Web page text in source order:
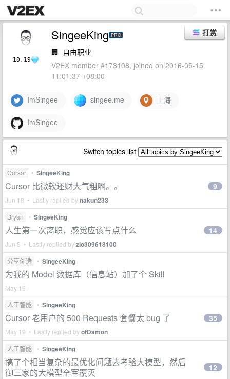
10.19
打赏
SingeeKing PRO
🏢 自由职业
V2EX member #173108, joined on 2016-05-15
11:01:37 +08:00
ImSingee singee.me 上海
ImSingee
Switch topics list
Cursor • SingeeKing
Cursor 比微软还财大气粗啊。。
Jun 18 • Lastly replied bynakun233
9
Bryan • SingeeKing
人生第一次离职，感觉应该写点什么
Jun 5 • Lastly replied byzlo309618100
14
分享创造 • SingeeKing
为我的 Model 数据库（信息站）加了个 Skill
May 19
人工智能
• SingeeKing
Cursor 老用户的 500 Requests 套餐太 bug 了
May 19 • Lastly replied byofDamon
35
人工智能 • SingeeKing
搞了个相当复杂的最优化问题去考验大模型，然后
御三家的大模型全军覆灭
12